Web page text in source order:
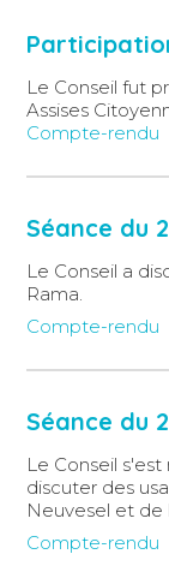
Le Conseil fut
Assises
Compte-rendu
Séance du
Le Conseil a
Rama.
Compte-rendu
Séance du
Le Conseil
discuter des
Neuvesel et de
Compte-rendu